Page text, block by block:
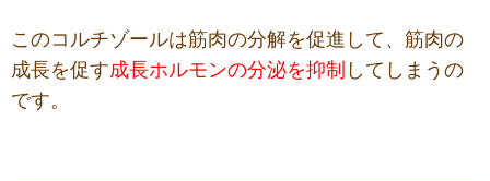
このコルチゾールは筋肉の分解を促進して、筋肉の
成長を促す成長ホルモンの分泌を抑制 してしまうの
です。